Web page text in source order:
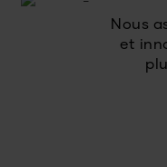
Nous
et